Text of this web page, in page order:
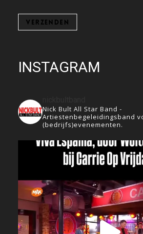
INSTAGRAM
Nick Bult All Star Band -
Artiestenbegeleidingsband
(bedrijfs)evenementen.